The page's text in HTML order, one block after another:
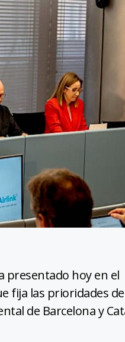
presentado hoy en el
fija las prioridades
de Barcelona y